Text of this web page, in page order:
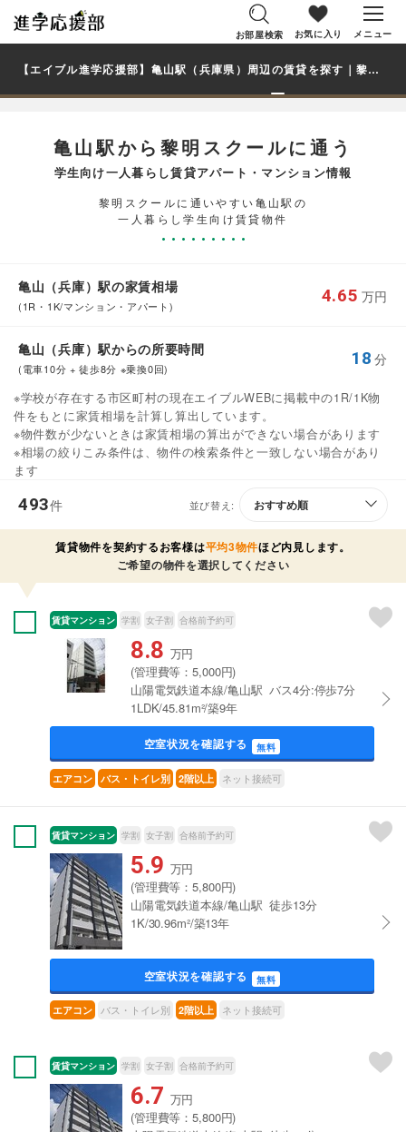
お部屋検索 お気に入り メニュー
【エイブル進学応援部】亀山駅（兵庫県）周辺の賃貸を探す｜黎明スクール学生・大学生の一人暮らし向け賃貸マンション・アパート
亀山駅から黎明スクールに通う
学生向け一人暮らし賃貸アパート・マンション情報
黎明スクールに通いやすい亀山駅の
一人暮らし学生向け賃貸物件
亀山（兵庫）駅の家賃相場
(1R・1K/マンション・アパート)
4.65 万円
亀山（兵庫）駅からの所要時間
(電車10分 + 徒歩8分 ※乗換0回)
18 分
※学校が存在する市区町村の現在エイブルWEBに掲載中の1R/1K物
件をもとに家賃相場を計算し算出しています。
※物件数が少ないときは家賃相場の算出ができない場合があります
※相場の絞りこみ条件は、物件の検索条件と一致しない場合があり
ます
493件 並び替え:
賃貸物件を契約するお客様は平均3物件ほど内見します。
ご希望の物件を選択してください
賃貸マンション 学割 女子割 合格前予約可
8.8 万円
(管理費等：5,000円)
山陽電気鉄道本線/亀山駅 バス4分:停歩7分
1LDK/45.81m²/築9年
空室状況を確認する 無料
エアコン バス・トイレ別 2階以上 ネット接続可
賃貸マンション 学割 女子割 合格前予約可
5.9 万円
(管理費等：5,800円)
山陽電気鉄道本線/亀山駅 徒歩13分
1K/30.96m²/築13年
空室状況を確認する 無料
エアコン バス・トイレ別 2階以上 ネット接続可
賃貸マンション 学割 女子割 合格前予約可
6.7 万円
(管理費等：5,800円)